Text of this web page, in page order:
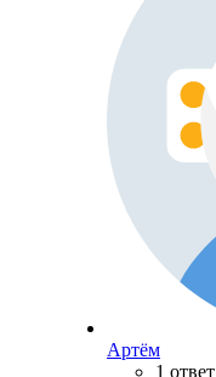
Артём
1 ответ